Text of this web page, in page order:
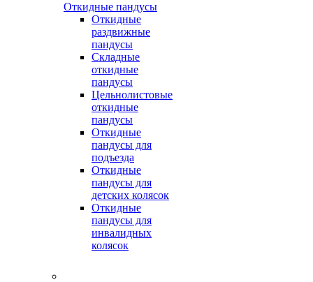
Откидные пандусы
Откидные
раздвижные
пандусы
Складные
откидные
пандусы
Цельнолистовые
откидные
пандусы
Откидные
пандусы для
подъезда
Откидные
пандусы для
детских колясок
Откидные
пандусы для
инвалидных
колясок